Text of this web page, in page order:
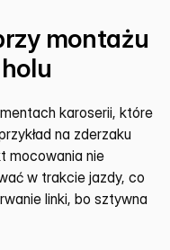
montażu
karoserii, które
na zderzaku
mocowania nie
w trakcie jazdy, co
linki, bo sztywna